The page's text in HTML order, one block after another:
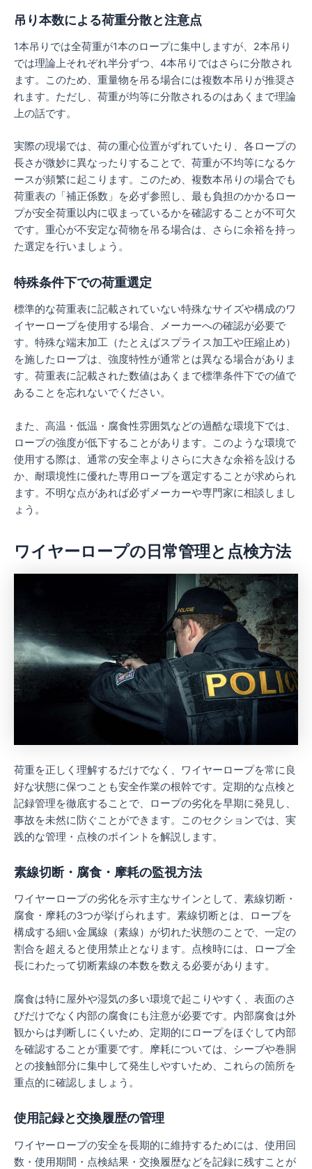
吊り本数による荷重分散と注意点
1本吊りでは全荷重が1本のロープに集中しますが、2本吊り
では理論上それぞれ半分ずつ、4本吊りではさらに分散され
ます。このため、重量物を吊る場合には複数本吊りが推奨さ
れます。ただし、荷重が均等に分散されるのはあくまで理論
上の話です。
実際の現場では、荷の重心位置がずれていたり、各ロープの
長さが微妙に異なったりすることで、荷重が不均等になるケ
ースが頻繁に起こります。このため、複数本吊りの場合でも
荷重表の「補正係数」を必ず参照し、最も負担のかかるロー
プが安全荷重以内に収まっているかを確認することが不可欠
です。重心が不安定な荷物を吊る場合は、さらに余裕を持っ
た選定を行いましょう。
特殊条件下での荷重選定
標準的な荷重表に記載されていない特殊なサイズや構成のワ
イヤーロープを使用する場合、メーカーへの確認が必要で
す。特殊な端末加工（たとえばスプライス加工や圧縮止め）
を施したロープは、強度特性が通常とは異なる場合がありま
す。荷重表に記載された数値はあくまで標準条件下での値で
あることを忘れないでください。
また、高温・低温・腐食性雰囲気などの過酷な環境下では、
ロープの強度が低下することがあります。このような環境で
使用する際は、通常の安全率よりさらに大きな余裕を設ける
か、耐環境性に優れた専用ロープを選定することが求められ
ます。不明な点があれば必ずメーカーや専門家に相談しまし
ょう。
ワイヤーロープの日常管理と点検方法
荷重を正しく理解するだけでなく、ワイヤーロープを常に良
好な状態に保つことも安全作業の根幹です。定期的な点検と
記録管理を徹底することで、ロープの劣化を早期に発見し、
事故を未然に防ぐことができます。このセクションでは、実
践的な管理・点検のポイントを解説します。
素線切断・腐食・摩耗の監視方法
ワイヤーロープの劣化を示す主なサインとして、素線切断・
腐食・摩耗の3つが挙げられます。素線切断とは、ロープを
構成する細い金属線（素線）が切れた状態のことで、一定の
割合を超えると使用禁止となります。点検時には、ロープ全
長にわたって切断素線の本数を数える必要があります。
腐食は特に屋外や湿気の多い環境で起こりやすく、表面のさ
びだけでなく内部の腐食にも注意が必要です。内部腐食は外
観からは判断しにくいため、定期的にロープをほぐして内部
を確認することが重要です。摩耗については、シーブや巻胴
との接触部分に集中して発生しやすいため、これらの箇所を
重点的に確認しましょう。
使用記録と交換履歴の管理
ワイヤーロープの安全を長期的に維持するためには、使用回
数・使用期間・点検結果・交換履歴などを記録に残すことが